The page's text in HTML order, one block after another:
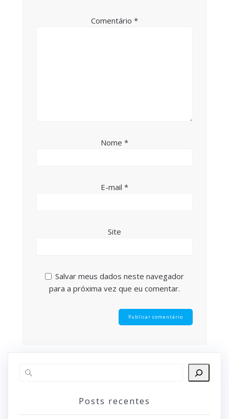
Comentário *
Nome *
E-mail *
Site
Salvar meus dados neste navegador
para a próxima vez que eu comentar.
Posts recentes